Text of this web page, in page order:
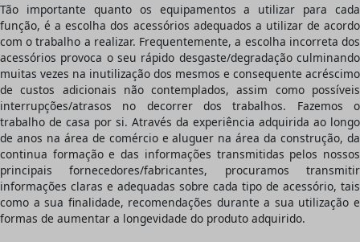
Tão importante quanto os equipamentos a utilizar para cada
função, é a escolha dos acessórios adequados a utilizar de acordo
com o trabalho a realizar. Frequentemente, a escolha incorreta dos
acessórios provoca o seu rápido desgaste/degradação culminando
muitas vezes na inutilização dos mesmos e consequente acréscimo
decustos adicionais não contemplados, assim como possíveis
interrupções/atrasos no decorrer dos trabalhos. Fazemos o
trabalho de casa por si. Através da experiência adquirida ao longo
de anos na área de comércio e aluguer na área da construção, da
continua formação e das informações transmitidas pelos nossos
principais fornecedores/fabricantes, procuramos transmitir
informações claras e adequadas sobre cada tipo de acessório, tais
como a sua finalidade, recomendações durante a sua utilização e
formas de aumentar a longevidade do produto adquirido.